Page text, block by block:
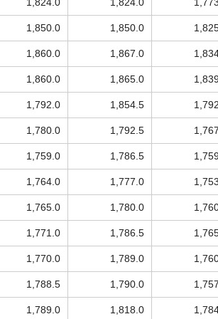
1,850.0 1,850.0
1,860.0 1,867.0
1,860.0 1,865.0
1,792.0 1,854.5
1,780.0 1,792.5
1,759.0 1,786.5
1,764.0 1,777.0
1,765.0 1,780.0
1,771.0 1,786.5
1,770.0 1,789.0
1,788.5 1,790.0
1,789.0 1,818.0